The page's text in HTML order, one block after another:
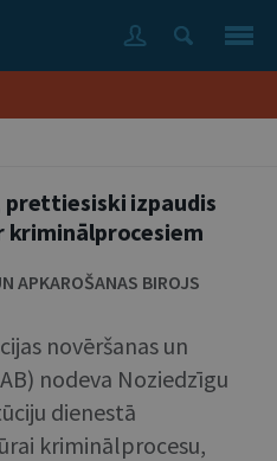
izpaudis
kriminālprocesiem
APKAROŠANAS BIROJS
novēršanas un
nodeva Noziedzīgu
dienestā
kriminālprocesu,